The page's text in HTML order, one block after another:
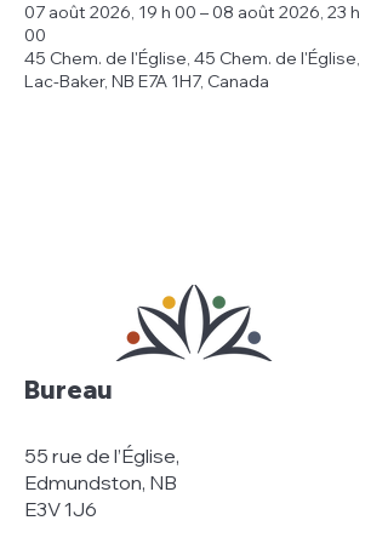
07 août 2026, 19 h 00 – 08 août 2026, 23 h
00
45 Chem. de l'Église, 45 Chem. de l'Église,
Lac-Baker, NB E7A 1H7, Canada
Bureau
55 rue de l’Église,
Edmundston, NB
E3V 1J6